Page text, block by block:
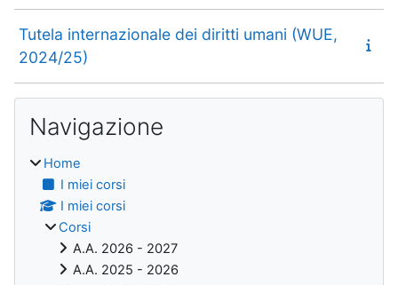
Tutela internazionale dei diritti umani (WUE,
2024/25)
Blocchi
Navigazione
Home
I miei corsi
I miei corsi
Corsi
A.A. 2026 - 2027
A.A. 2025 - 2026